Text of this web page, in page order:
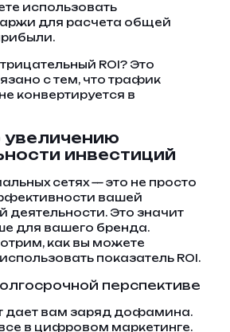
использовать
для расчета общей
ROI? Это
с тем, что трафик
конвертируется в
увеличению
инвестиций
сетях — это не просто
вашей
деятельности. Это значит
для вашего бренда.
как вы можете
показатель ROI.
перспективе
дает вам заряд дофамина.
в цифровом маркетинге.